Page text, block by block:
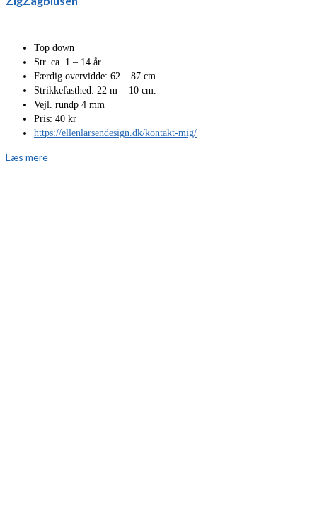
Top down
Str. ca. 1 – 14 år
Færdig overvidde: 62 – 87 cm
Strikkefasthed: 22 m = 10 cm.
Vejl. rundp 4 mm
Pris: 40 kr
https://ellenlarsendesign.dk/kontakt-mig/
Læs mere